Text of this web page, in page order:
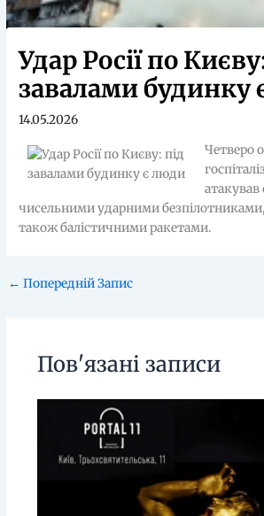
Удар Росії по
завалами будинку
14.05.2026
Четверо
чисельними ударними
також балістичними ракетами.
← Попередній Запис
Пов'язані записи